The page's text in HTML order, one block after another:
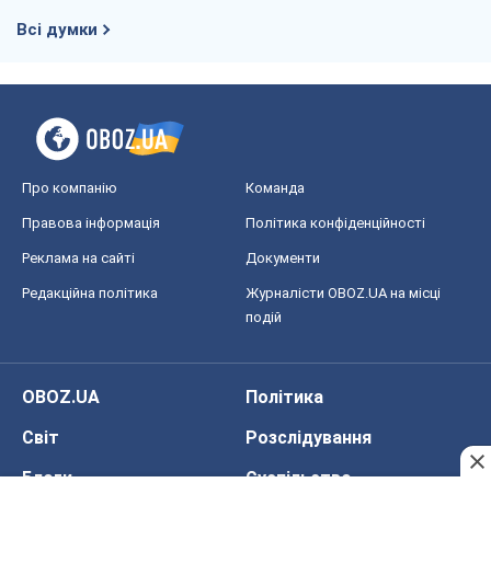
Всі думки
Про компанію Команда
Правова інформація Політика конфіденційності
Реклама на сайті Документи
Редакційна політика
Журналісти OBOZ.UA на місці
подій
OBOZ.UA
Політика
Світ
Розслідування
Блоги
Суспільство